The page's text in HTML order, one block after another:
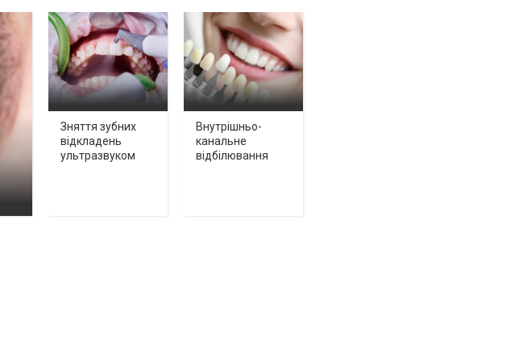
Зняття зубних
відкладень
ультразвуком
Внутрішньо-
канальне
відбілювання